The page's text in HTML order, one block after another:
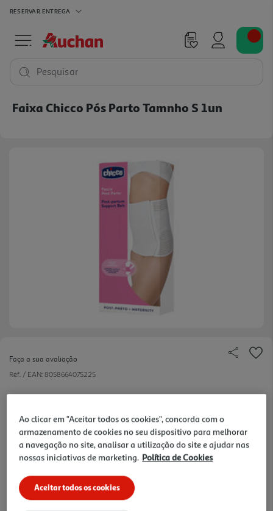
RESERVAR ENTREGA
Pesquisar
Faixa Chicco Pós Parto Tamnho S 1un
Faça a sua avaliação
Ref. / EAN: 8058664075225
Ajudam a apoiar e comprimir o abdómen, sem
forma física facilmente, respeitando o corpo da
mãe. Tecido TRANSPIRÁVEL. PRÁTICO FECHO em
velcro muito confortável. Ajuste confortável.
26.99 €/un
26,99 €
Ao clicar em "Aceitar todos os cookies", concorda com o
armazenamento de cookies no seu dispositivo para melhorar
a navegação no site, analisar a utilização do site e ajudar nas
nossas iniciativas de marketing. Política de Cookies
Aceitar todos os cookies